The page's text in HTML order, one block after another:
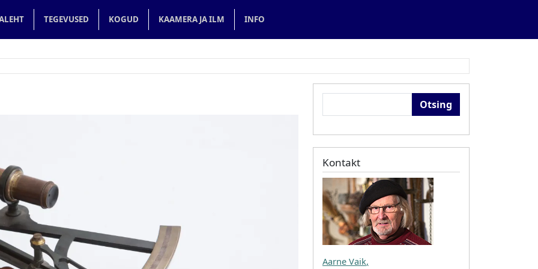
navigation
TEGEVUSED KOGUD KAAMERA JA ILM INFO
Kontakt
Aarne Vaik,